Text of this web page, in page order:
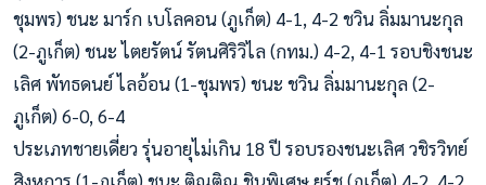
ชุมพร) ชนะ มาร์ก เบโลคอน (ภูเก็ต) 4-1, 4-2 ชวิน ลิ่มมานะกุล
(2-ภูเก็ต) ชนะ ไตยรัตน์ รัตนศิริวิไล (กทม.) 4-2, 4-1 รอบชิงชนะ
เลิศ พัทธดนย์ ไลอ้อน (1-ชุมพร) ชนะ ชวิน ลิ่มมานะกุล (2-
ภูเก็ต) 6-0, 6-4
ประเภทชายเดี่ยว รุ่นอายุไม่เกิน 18 ปี รอบรองชนะเลิศ วชิรวิทย์